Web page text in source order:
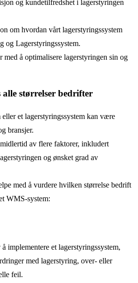
og kundetilfredshet i lagerstyringen
om hvordan vårt lagerstyringssystem
og Lagerstyringssystem.
å optimalisere lagerstyringen sin og
alle størrelser bedrifter
et lagerstyringssystem kan være
bransjer.
av flere faktorer, inkludert
og ønsket grad av
med å vurdere hvilken størrelse bedrift
WMS-system:
implementere et lagerstyringssystem,
med lagerstyring, over- eller
feil.